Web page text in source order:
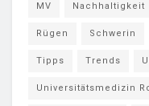
MV Nachhaltigkeit
Rügen Schwerin
Tipps Trends
Universitätsmedizin